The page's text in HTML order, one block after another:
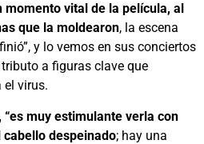
momento vital de la película, al
que la moldearon, la escena
y lo vemos en sus conciertos
a figuras clave que
el virus.
muy estimulante verla con
despeinado; hay una